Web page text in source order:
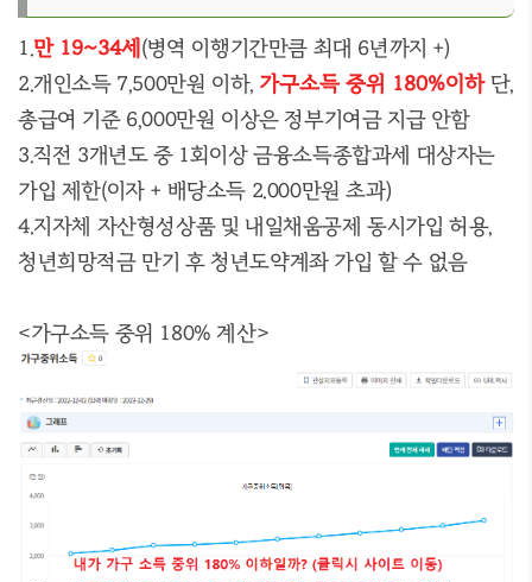
1.만 19~34세(병역 이행기간만큼 최대 6년까지 +)
2.개인소득 7,500만원 이하, 가구소득 중위 180%이하단,
총급여 기준 6,000만원 이상은 정부기여금 지급 안함
3.직전 3개년도 중 1회이상 금융소득종합과세 대상자는
가입 제한(이자 + 배당소득 2.000만원 초과)
4.지자체 자산형성상품 및 내일채움공제 동시가입 허용,
청년희망적금 만기 후 청년도약계좌 가입 할 수 없음
<가구소득 중위 180% 계산>